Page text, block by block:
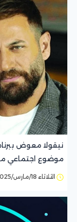
نيقولا معوض
موضوع اجتماعي
شخصيتي
الثلاثاء 18/مارس/2025 - 07:18 م